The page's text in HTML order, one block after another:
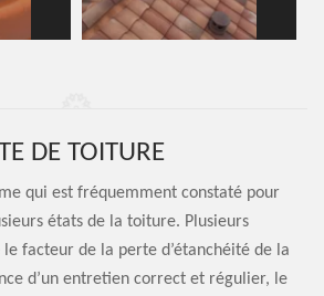
DE TOITURE
qui est fréquemment constaté pour
états de la toiture. Plusieurs
facteur de la perte d’étanchéité de la
d’un entretien correct et régulier, le